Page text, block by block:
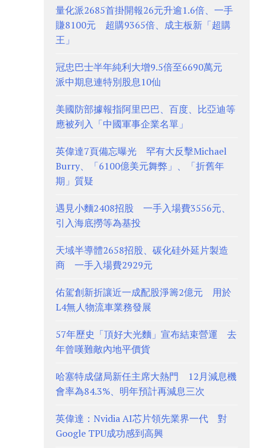
量化派2685首掛開報26元升逾1.6倍、一手
賺8100元 超購9365倍、成主板新「超購
王」
冠忠巴士半年純利大增9.5倍至6690萬元
派中期息連特別股息10仙
美國防部據報指阿里巴巴、百度、比亞迪等
應被列入「中國軍事企業名單」
英偉達7頁備忘曝光 罕有大反擊Michael
Burry、「6100億美元舞弊」、「折舊年
期」質疑
遇見小麵2408招股 一手入場費3556元、
引入海底撈等為基投
天域半導體2658招股、碳化硅外延片製造
商 一手入場費2929元
佑駕創新折讓近一成配股淨籌2億元 用於
L4無人物流車業務發展
57年歷史「頂好大光麵」宣布結束營運 去
年曾嘆難敵內地平價貨
哈塞特成儲局新任主席大熱門 12月減息機
會率為84.3%、明年預計再減息三次
英偉達：Nvidia AI芯片領先業界一代 對
Google TPU成功感到高興